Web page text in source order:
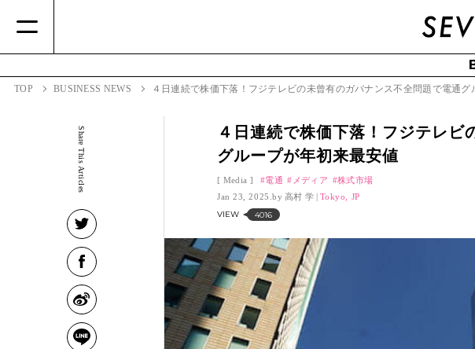
TOP BUSINESS NEWS ４日連続で株価下落！フジテレビの未曾有のガバナンス不全問題で電通
Share This Articles
４日連続で株価下落！フジテレビ
グループが年初来最安値
Media 電通 メディア
株式市場
Jan 23, 2025.
高村 学 Tokyo, JP
VIEW 4016